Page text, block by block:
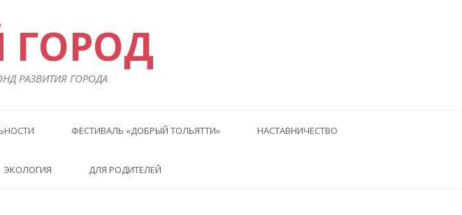
ГОРОД
РАЗВИТИЯ ГОРОДА
ФЕСТИВАЛЬ «ДОБРЫЙ ТОЛЬЯТТИ» НАСТАВНИЧЕСТВО
ЭКОЛОГИЯ ДЛЯ РОДИТЕЛЕЙ